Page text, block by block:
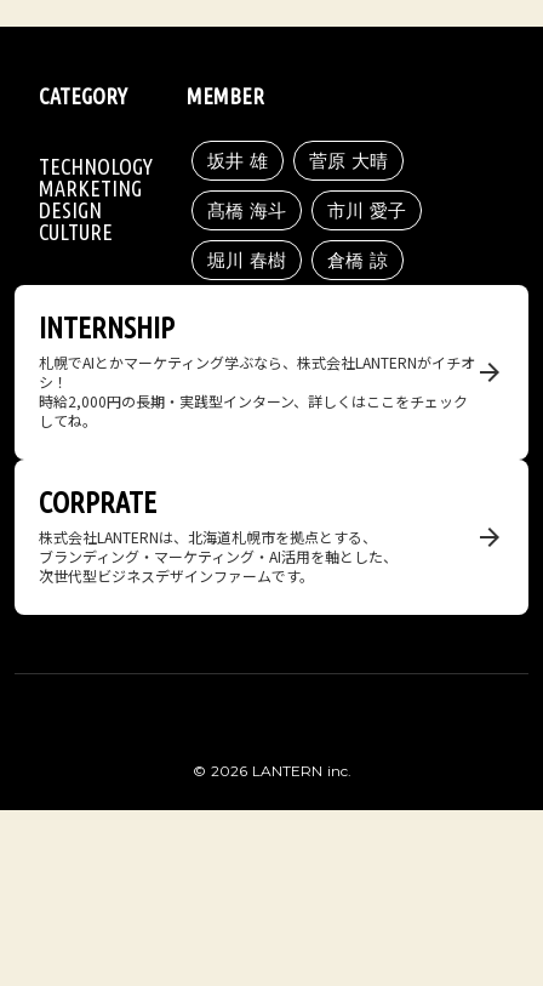
CATEGORY
TECHNOLOGY
MARKETING
DESIGN
CULTURE
MEMBER
坂井 雄 菅原 大晴
髙橋 海斗 市川 愛子
堀川 春樹 倉橋 諒
INTERNSHIP
札幌でAIとかマーケティング学ぶなら、株式会社LANTERNがイチオ
シ！
時給2,000円の長期・実践型インターン、詳しくはここをチェック
してね。
arrow_forward
CORPRATE
株式会社LANTERNは、北海道札幌市を​拠点と​する、
​ブランディング・マーケティング・AI活用を​軸とした​、
次世代型ビジネスデザインファームです。
arrow_forward
© 2026 LANTERN inc.